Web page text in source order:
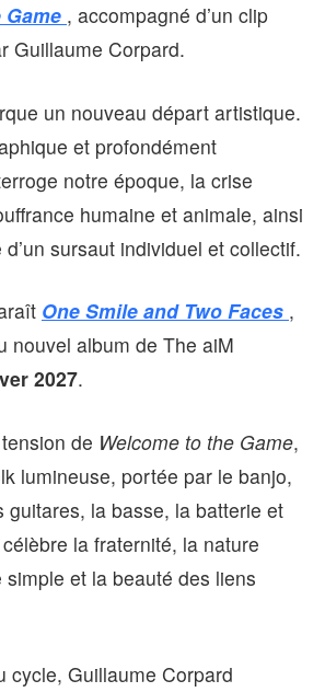
Game , accompagné d’un clip
Guillaume Corpard.
un nouveau départ artistique.
et profondément
notre époque, la crise
humaine et animale, ainsi
sursaut individuel et collectif.
One Smile and Two Faces ,
nouvel album de The aiM
2027.
de Welcome to the Game,
lumineuse, portée par le banjo,
guitares, la basse, la batterie et
la fraternité, la nature
et la beauté des liens
cycle, Guillaume Corpard